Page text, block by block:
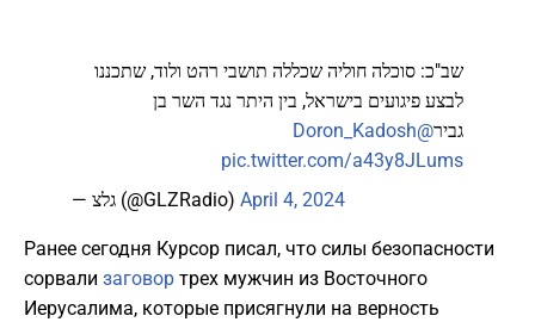
שב"כ: סוכלה חוליה שכללה תושבי רהט ולוד, שתכננו
לבצע פיגועים בישראל, בין היתר נגד השר בן
גביר@Doron_Kadosh
pic.twitter.com/a43y8JLums
— גלצ (@GLZRadio) April 4, 2024
Ранее сегодня Курсор писал, что силы безопасности
сорвали заговор трех мужчин из Восточного
Иерусалима, которые присягнули на верность